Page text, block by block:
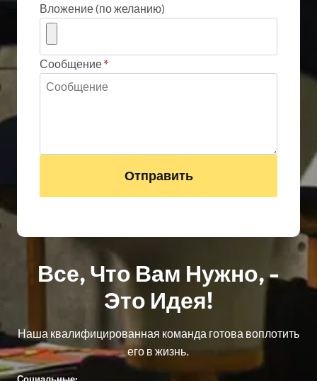
Вложение (по желанию)
Сообщение*
Отправить
Все, Что Вам Нужно, -
Это Идея!
Наша квалифицированная команда готова воплотить
его в жизнь.
Социальные: